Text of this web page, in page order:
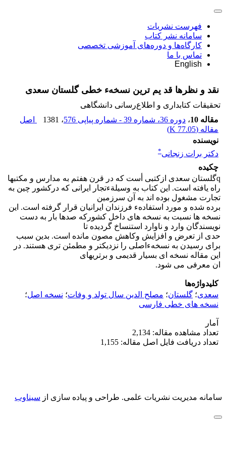
فهرست نشریات
سامانه نشر کتاب
کارگاه‌ها و دوره‌های آموزشی تخصصی
تماس با ما
English
نقد و نظرها قد یم ترین نسخهء خطی گلستان سعدی
تحقیقات کتابداری و اطلاع‌رسانی دانشگاهی
مقاله 10
، دوره 36، شماره 39 - شماره پیاپی 576 ، 1381
اصل
مقاله (77.05 K
)
نویسنده
دکتر برات زنجانى*
چکیده
qگلستان سعدی ازکتبی أست که در قرن هفتم به مدارس و مکتبها
راه یافته است. این کتاب به وسیلةءتجار ایرانی که درکشور چین به
تجارت مشغول بوده اند به آن سرزمین
برده شده و مورد استفادهء فرزندان ایرانیان قرار گرفته است. این
نسخه ها نسبت به نسخه های داخل کشورکه صدها بار به دست
نویسندگان وارد و ناوارد استنساخ گردیده تا
حدی از تعرض و افزایش وکاهش مصون مانده است. بدین سبب
برای رسیدن به نسخهءاصلی را نزدیکتر و مطمئن تری هستند. در
این مقاله نسخه ای بسیار قدیمی و برتریهای
ان معرفی می شود.
کلیدواژه‌ها
سعدی؛ گلستان؛ مصلح الدین سال تولد و وفات؛ نسخه اصل؛
نسخه های خطی فارسی
آمار
تعداد مشاهده مقاله: 2,134
تعداد دریافت فایل اصل مقاله: 1,155
سامانه مدیریت نشریات علمی. طراحی و پیاده سازی از سیناوب